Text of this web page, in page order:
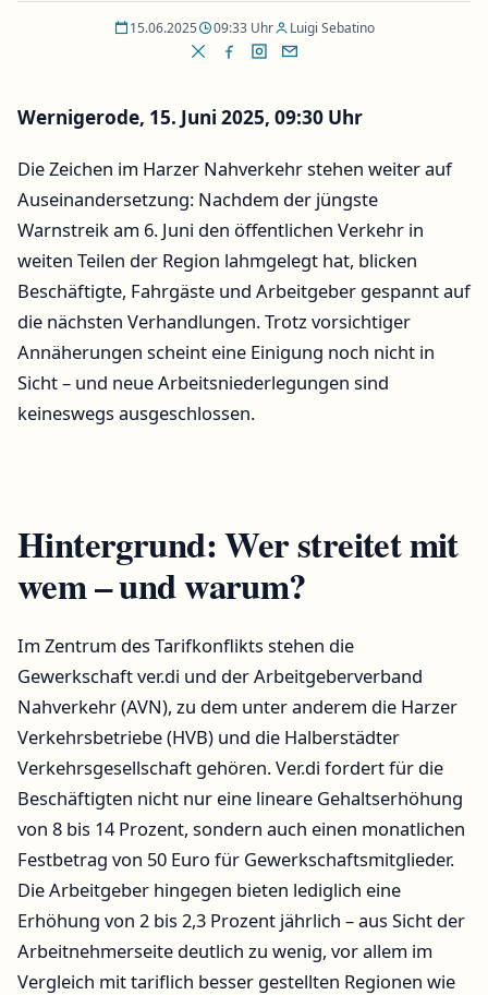
15.06.2025 09:33 Uhr Luigi Sebatino
Wernigerode, 15. Juni 2025, 09:30 Uhr
Die Zeichen im Harzer Nahverkehr stehen weiter auf
Auseinandersetzung: Nachdem der jüngste
Warnstreik am 6. Juni den öffentlichen Verkehr in
weiten Teilen der Region lahmgelegt hat, blicken
Beschäftigte, Fahrgäste und Arbeitgeber gespannt auf
die nächsten Verhandlungen. Trotz vorsichtiger
Annäherungen scheint eine Einigung noch nicht in
Sicht – und neue Arbeitsniederlegungen sind
keineswegs ausgeschlossen.
Hintergrund: Wer streitet mit
wem – und warum?
Im Zentrum des Tarifkonflikts stehen die
Gewerkschaft ver.di und der Arbeitgeberverband
Nahverkehr (AVN), zu dem unter anderem die Harzer
Verkehrsbetriebe (HVB) und die Halberstädter
Verkehrsgesellschaft gehören. Ver.di fordert für die
Beschäftigten nicht nur eine lineare Gehaltserhöhung
von 8 bis 14 Prozent, sondern auch einen monatlichen
Festbetrag von 50 Euro für Gewerkschaftsmitglieder.
Die Arbeitgeber hingegen bieten lediglich eine
Erhöhung von 2 bis 2,3 Prozent jährlich – aus Sicht der
Arbeitnehmerseite deutlich zu wenig, vor allem im
Vergleich mit tariflich besser gestellten Regionen wie